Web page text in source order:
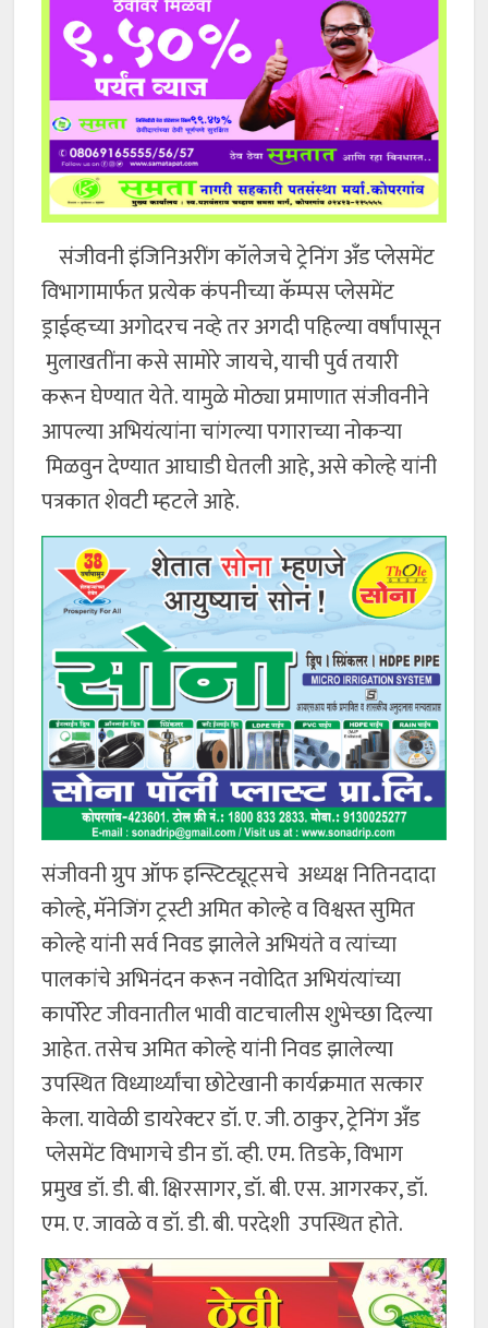
संजीवनी इंजिनिअरींग कॉलेजचे ट्रेनिंग अँड प्लेसमेंट
विभागामार्फत प्रत्येक कंपनीच्या कॅम्पस प्लेसमेंट
ड्राईव्हच्या अगोदरच नव्हे तर अगदी पहिल्या वर्षांपासून
मुलाखतींना कसे सामोरे जायचे, याची पुर्व तयारी
करून घेण्यात येते. यामुळे मोठ्या प्रमाणात संजीवनीने
आपल्या अभियंत्यांना चांगल्या पगाराच्या नोकऱ्या
मिळवुन देण्यात आघाडी घेतली आहे, असे कोल्हे यांनी
पत्रकात शेवटी म्हटले आहे.
संजीवनी ग्रुप ऑफ इन्स्टिट्यूट्सचे अध्यक्ष नितिनदादा
कोल्हे, मॅनेजिंग ट्रस्टी अमित कोल्हे व विश्वस्त सुमित
कोल्हे यांनी सर्व निवड झालेले अभियंते व त्यांच्या
पालकांचे अभिनंदन करून नवोदित अभियंत्यांच्या
कार्पोरेट जीवनातील भावी वाटचालीस शुभेच्छा दिल्या
आहेत. तसेच अमित कोल्हे यांनी निवड झालेल्या
उपस्थित विध्यार्थ्यांचा छोटेखानी कार्यक्रमात सत्कार
केला. यावेळी डायरेक्टर डॉ. ए. जी. ठाकुर, ट्रेनिंग अँड
प्लेसमेंट विभागचे डीन डॉ. व्ही. एम. तिडके, विभाग
प्रमुख डॉ. डी. बी. क्षिरसागर, डॉ. बी. एस. आगरकर, डॉ.
एम. ए. जावळे व डॉ. डी. बी. परदेशी उपस्थित होते.